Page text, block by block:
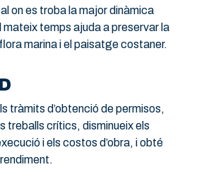
on es troba la major dinàmica
mateix temps ajuda a preservar la
marina i el paisatge costaner.
tràmits d’obtenció de permisos,
treballs crítics, disminueix els
i els costos d’obra, i obté